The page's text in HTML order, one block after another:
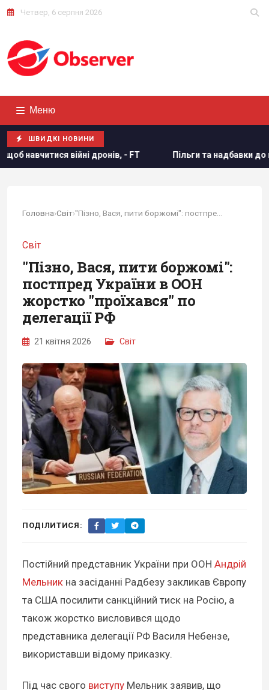
Четвер, 6 серпня 2026
Меню
ШВИДКІ НОВИНИ
- FT Пільги та надбавки до пенсії за великий стаж:
Головна›Світ›
Світ
"Пізно, Вася, пити боржомі":
постпред України в ООН
жорстко "проїхався" по
делегації РФ
21 квітня 2026 Світ
ПОДІЛИТИСЯ:
Постійний представник України при ООН Андрій
Мельник на засіданні Радбезу закликав Європу
та США посилити санкційний тиск на Росію, а
також жорстко висловився щодо
представника делегації РФ Василя Небензе,
використавши відому приказку.
Під час свого виступу Мельник заявив, що